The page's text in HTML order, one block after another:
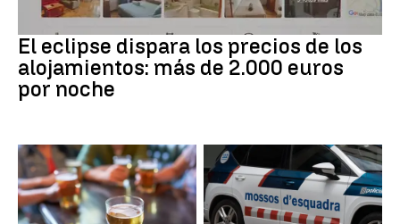
Eclipse solar
El eclipse dispara los precios de los
alojamientos: más de 2.000 euros
por noche